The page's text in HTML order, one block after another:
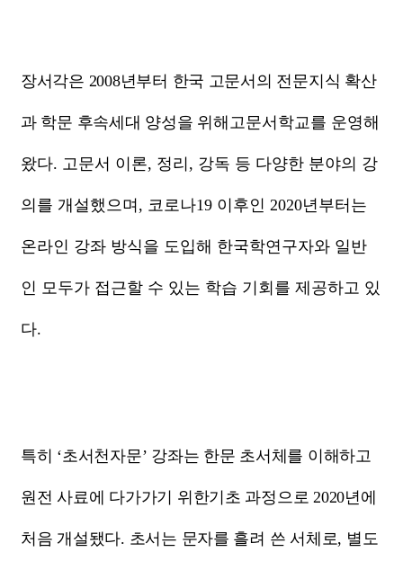
장서각은 2008년부터 한국 고문서의 전문지식 확산
과 학문 후속세대 양성을 위해 고문서학교를 운영해
왔다. 고문서 이론, 정리 , 강독 등 다양한 분야의 강
의를 개설했으며 , 코로나19 이후인 2020년부터는
온라인 강좌 방식을 도입해 한국학연구자와 일반
인 모두가 접근할 수 있는 학습 기회를 제공하고 있
다.
특히 ‘초서천자문’ 강좌는 한문 초서체를 이해하고
원전 사료에 다가가기 위한기초 과정으로2020년에
처음 개설됐다. 초서는 문자를 흘려 쓴 서체로, 별도